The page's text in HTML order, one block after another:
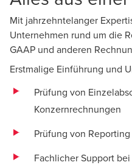
Mit jahrzehntelanger
Unternehmen rund um die
GAAP und anderen
Erstmalige Einführung und
Prüfung von
Konzernrechnungen
Prüfung von Reporting
Fachlicher Support